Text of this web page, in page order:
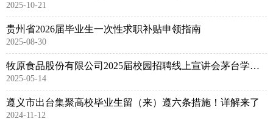
2025-10-21
贵州省2026届毕业生一次性求职补贴申领指南
2025-08-30
牧原食品股份有限公司2025届校园招聘线上宣讲会茅台学院专场圆满举行
2025-05-14
遵义市出台集聚高校毕业生留（来）遵六条措施！详解来了
2024-11-12